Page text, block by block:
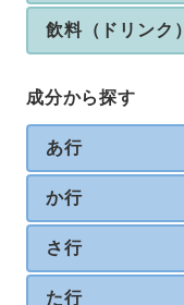
飲料（ドリンク）
成分から探す
あ行
か行
さ行
た行